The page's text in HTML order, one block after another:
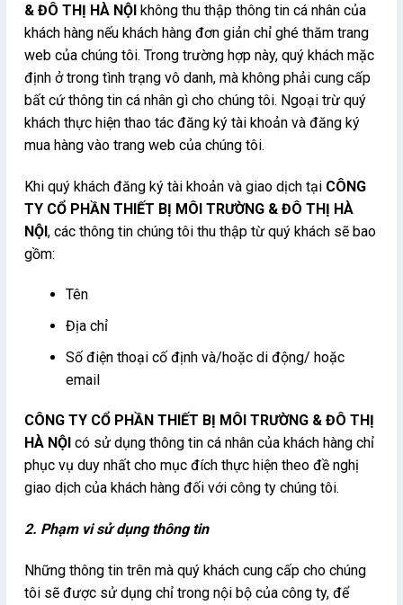
& ĐÔ THỊ HÀ NỘI không thu thập thông tin cá nhân của
khách hàng nếu khách hàng đơn giản chỉ ghé thăm trang
web của chúng tôi. Trong trường hợp này, quý khách mặc
định ở trong tình trạng vô danh, mà không phải cung cấp
bất cứ thông tin cá nhân gì cho chúng tôi. Ngoại trừ quý
khách thực hiện thao tác đăng ký tài khoản và đăng ký
mua hàng vào trang web của chúng tôi.
Khi quý khách đăng ký tài khoản và giao dịch tại CÔNG
TY CỔ PHẦN THIẾT BỊ MÔI TRƯỜNG & ĐÔ THỊ HÀ
NỘI, các thông tin chúng tôi thu thập từ quý khách sẽ bao
gồm:
Tên
Địa chỉ
Số điện thoại cố định và/hoặc di động/ hoặc
email
CÔNG TY CỔ PHẦN THIẾT BỊ MÔI TRƯỜNG & ĐÔ THỊ
HÀ NỘI có sử dụng thông tin cá nhân của khách hàng chỉ
phục vụ duy nhất cho mục đích thực hiện theo đề nghị
giao dịch của khách hàng đối với công ty chúng tôi.
2. Phạm vi sử dụng thông tin
Những thông tin trên mà quý khách cung cấp cho chúng
tôi sẽ được sử dụng chỉ trong nội bộ của công ty, để